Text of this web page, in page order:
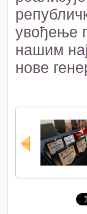
увођење
нашим
нове